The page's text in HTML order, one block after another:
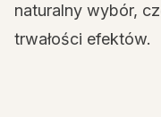
naturalny wybór,
trwałości efektów.